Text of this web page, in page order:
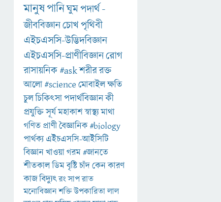
মানুষপানিঘুমপদার্থ-
জীববিজ্ঞানচোখপৃথিবী
এইচএসসি-উদ্ভিদবিজ্ঞান
এইচএসসি-প্রাণীবিজ্ঞানরোগ
রাসায়নিক#askশরীররক্ত
আলো#scienceমোবাইলক্ষতি
চুলচিকিৎসাপদার্থবিজ্ঞানকী
প্রযুক্তিসূর্যমহাকাশস্বাস্থ্যমাথা
গণিত প্রাণীবৈজ্ঞানিক#biology
পার্থক্য এইচএসসি-আইসিটি
বিজ্ঞানখাওয়াগরম#জানতে
শীতকালডিমবৃষ্টিচাঁদকেনকারণ
কাজবিদ্যুৎরংসাপরাত
মনোবিজ্ঞানশক্তিউপকারিতালাল